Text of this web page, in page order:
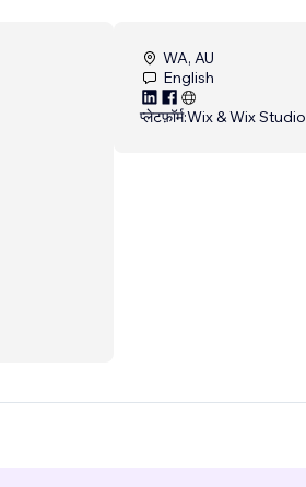
WA, AU
English
प्लेटफ़ॉर्म:Wix & Wix Studio